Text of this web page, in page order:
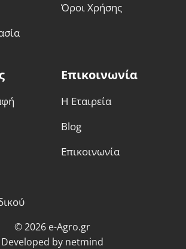
Όροι Χρήσης
Επικοινωνία
Η Εταιρεία
Blog
Επικοινωνία
© 2026 e-Agro.gr
Developed by netmind